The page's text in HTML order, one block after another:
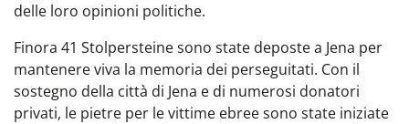
delle loro opinioni politiche.
Finora 41 Stolpersteine sono state deposte a Jena per
mantenere viva la memoria dei perseguitati. Con il
sostegno della città di Jena e di numerosi donatori
privati, le pietre per le vittime ebree sono state iniziate